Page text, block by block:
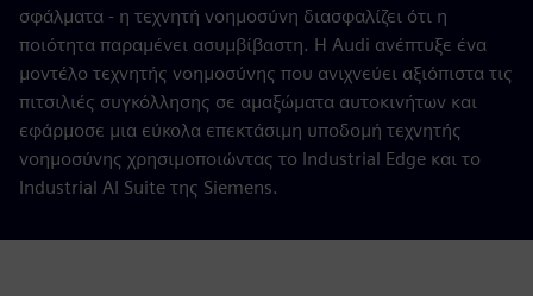
σφάλματα - η τεχνητή νοημοσύνη διασφαλίζει ότι η
ποιότητα παραμένει ασυμβίβαστη. Η Audi ανέπτυξε ένα
μοντέλο τεχνητής νοημοσύνης που ανιχνεύει αξιόπιστα τις
πιτσιλιές συγκόλλησης σε αμαξώματα αυτοκινήτων και
εφάρμοσε μια εύκολα επεκτάσιμη υποδομή τεχνητής
νοημοσύνης χρησιμοποιώντας το Industrial Edge και το
Industrial AI Suite της Siemens.